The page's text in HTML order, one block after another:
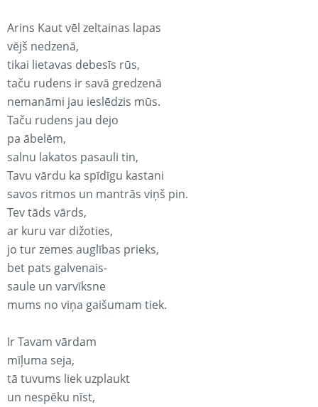
Arins Kaut vēl zeltainas lapas
vējš nedzenā,
tikai lietavas debesīs rūs,
taču rudens ir savā gredzenā
nemanāmi jau ieslēdzis mūs.
Taču rudens jau dejo
pa ābelēm,
salnu lakatos pasauli tin,
Tavu vārdu ka spīdīgu kastani
savos ritmos un mantrās viņš pin.
Tev tāds vārds,
ar kuru var dižoties,
jo tur zemes auglības prieks,
bet pats galvenais-
saule un varvīksne
mums no viņa gaišumam tiek.
Ir Tavam vārdam
mīļuma seja,
tā tuvums liek uzplaukt
un nespēku nīst,